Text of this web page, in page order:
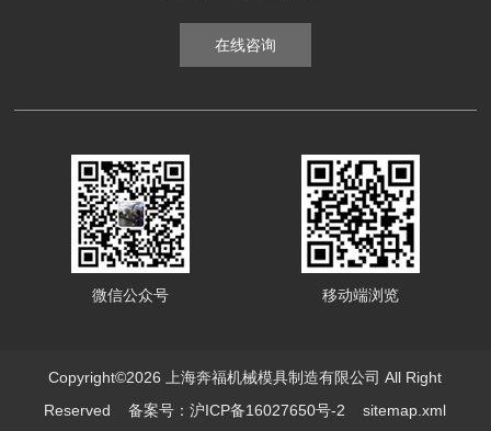
在线咨询
微信公众号 移动端浏览
Copyright©2026 上海奔福机械模具制造有限公司 All Right
Reserved备案号：沪ICP备16027650号-2 sitemap.xml